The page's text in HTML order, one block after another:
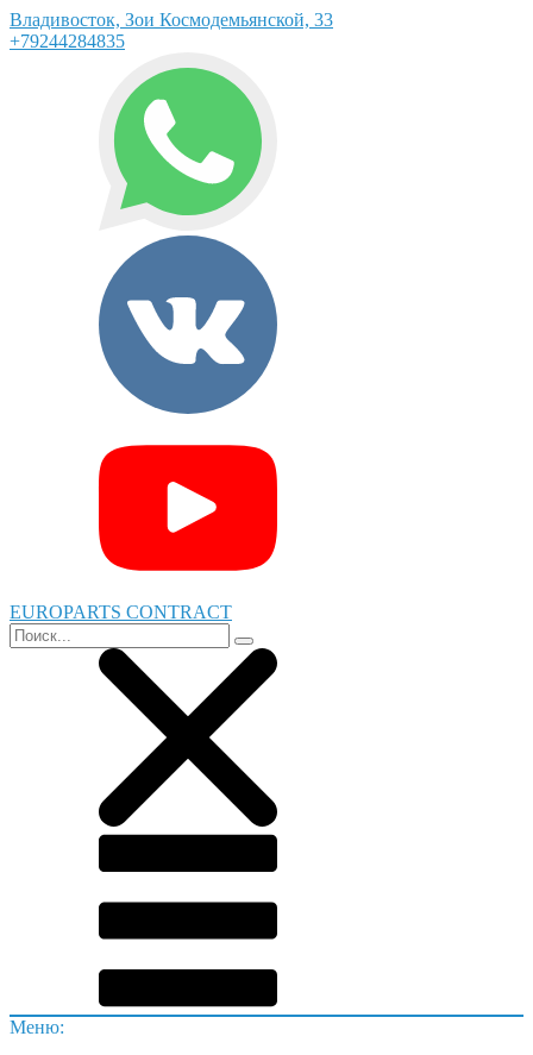
Владивосток, Зои Космодемьянской, 33
+79244284835
EUROPARTS CONTRACT
Меню: